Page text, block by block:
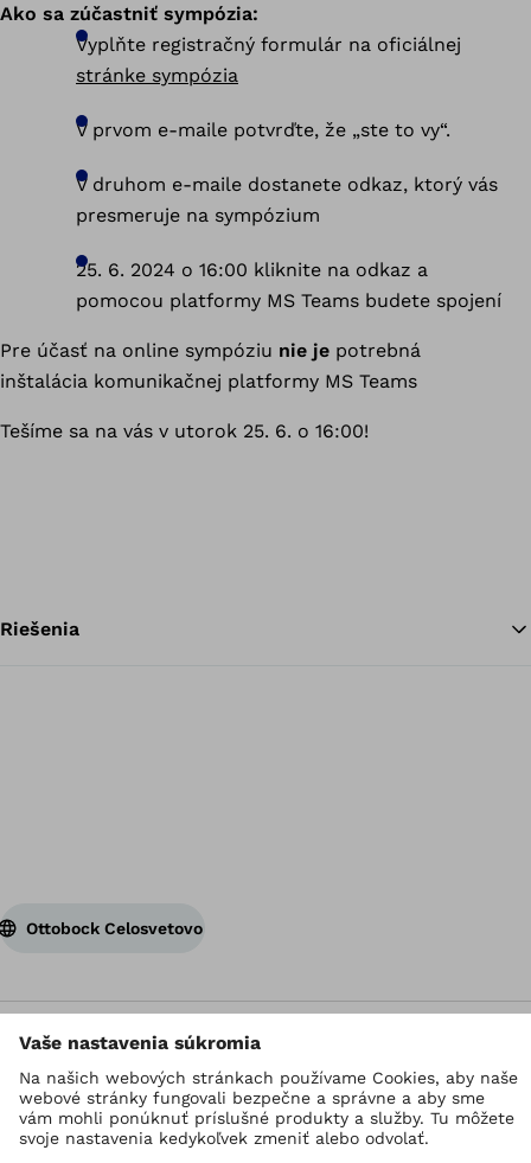
Ako sa zúčastniť sympózia:
Vyplňte registračný formulár na oficiálnej
stránke sympózia
V prvom e-maile potvrďte, že „ste to vy“.
V druhom e-maile dostanete odkaz, ktorý vás
presmeruje na sympózium
25. 6. 2024 o 16:00 kliknite na odkaz a
pomocou platformy MS Teams budete spojení
Pre účasť na online sympóziu nie je potrebná
inštalácia komunikačnej platformy MS Teams
Tešíme sa na vás v utorok 25. 6. o 16:00!
Riešenia
Ottobock Celosvetovo
Autorské právo vyhradené pre Ottobock
Nastavenia ochrany údajov
Ochrana osobných údajov
Imprint